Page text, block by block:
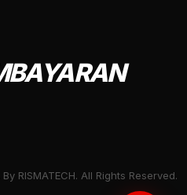
RISMATECH. All Rights Reserved.